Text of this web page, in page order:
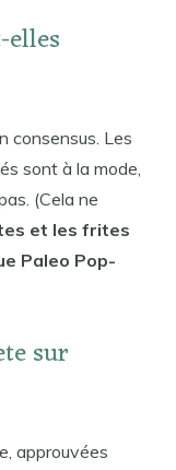
elles
consensus. Les
sont à la mode,
(Cela ne
et les frites
Paleo Pop-
sur
approuvées